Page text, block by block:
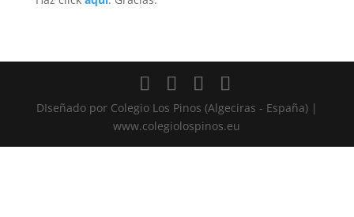
DIseñado por Colegio Los Pinos (Algeciras - España) |
www.colegiolospinos.eu